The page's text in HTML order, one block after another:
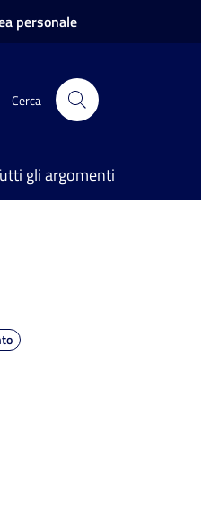
personale
Cerca
gli argomenti